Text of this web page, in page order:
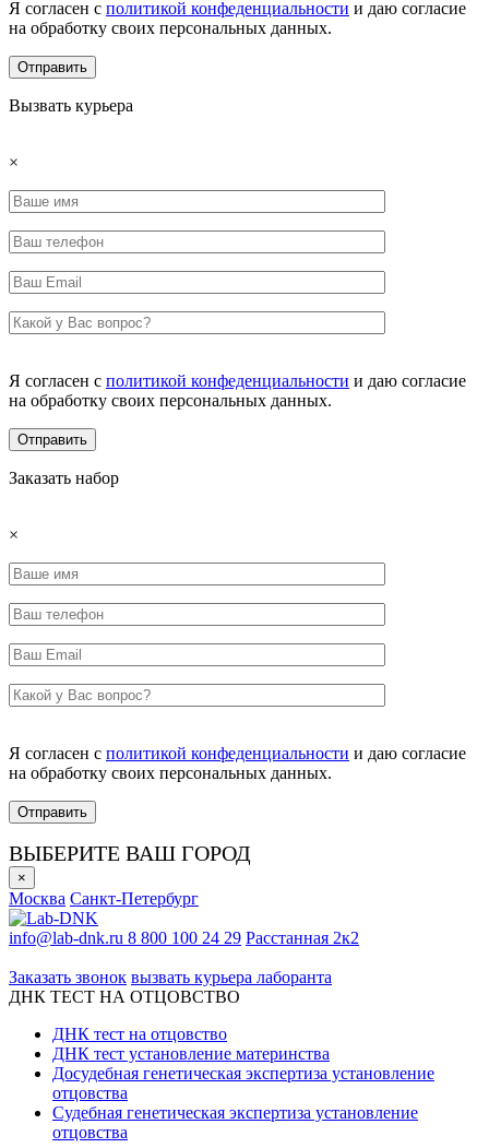
Я согласен с политикой конфеденциальности и даю согласие
на обработку своих персональных данных.
Вызвать курьера
×
Я согласен с политикой конфеденциальности и даю согласие
на обработку своих персональных данных.
Заказать набор
×
Я согласен с политикой конфеденциальности и даю согласие
на обработку своих персональных данных.
ВЫБЕРИТЕ ВАШ ГОРОД
×
Москва Санкт-Петербург
info@lab-dnk.ru 8 800 100 24 29 Расстанная 2к2
Заказать звонок вызвать курьера лаборанта
ДНК ТЕСТ НА ОТЦОВСТВО
ДНК тест на отцовство
ДНК тест установление материнства
Досудебная генетическая экспертиза установление
отцовства
Судебная генетическая экспертиза установление
отцовства